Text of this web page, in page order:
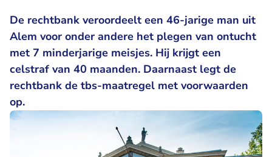
De rechtbank veroordeelt een 46-jarige man uit
Alem voor onder andere het plegen van ontucht
met 7 minderjarige meisjes. Hij krijgt een
celstraf van 40 maanden. Daarnaast legt de
rechtbank de tbs-maatregel met voorwaarden
op.